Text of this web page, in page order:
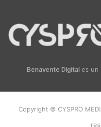
Benavente Digital es un
Copyright © CYSPRO